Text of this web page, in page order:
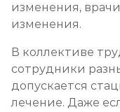
изменения,
изменения.
В коллективе
сотрудники
допускается
лечение. Даже